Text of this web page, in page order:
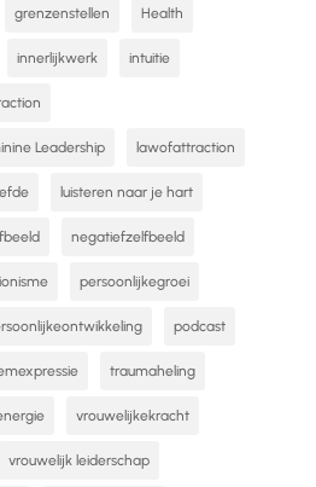
grenzenstellen Health
innerlijkwerk intuitie
Leadership lawofattraction
luisteren naar je hart
negatiefzelfbeeld
persoonlijkegroei
podcast
traumaheling
vrouwelijkekracht
vrouwelijk leiderschap